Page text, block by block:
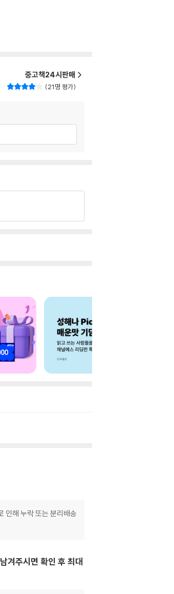
중고책24시판매
21명 평가
인해 누락 또는 분리배송
겨주시면 확인 후 최대